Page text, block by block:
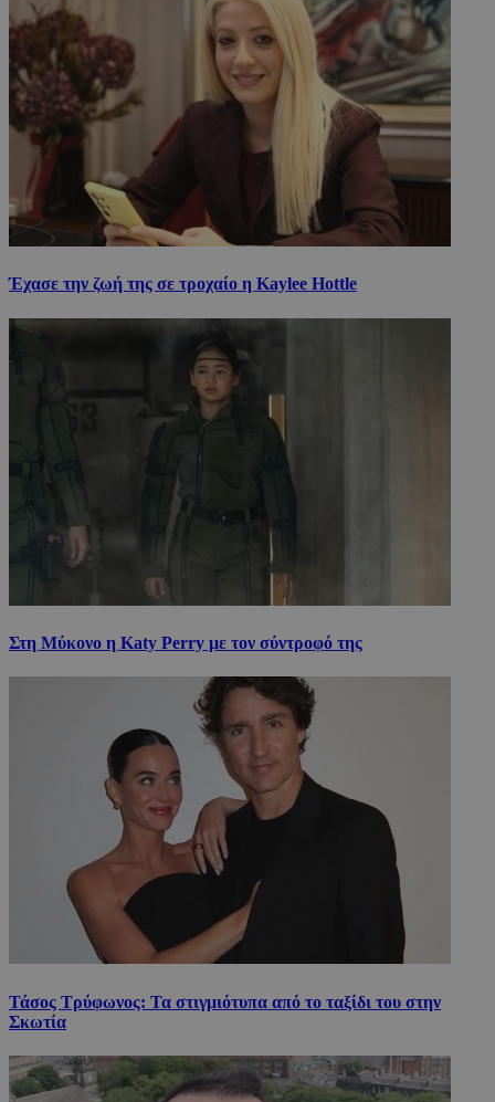
Έχασε την ζωή της σε τροχαίο η Kaylee Hottle
Στη Μύκονο η Katy Perry με τον σύντροφό της
Τάσος Τρύφωνος: Τα στιγμιότυπα από το ταξίδι του στην
Σκωτία